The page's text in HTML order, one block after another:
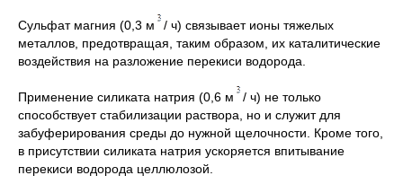
Сульфат магния (0,3 м
/ ч) связывает ионы тяжелых
металлов, предотвращая, таким образом, их каталитические
воздействия на разложение перекиси водорода.
Применение силиката натрия (0,6 м
/ ч) не только
способствует стабилизации раствора, но и служит для
забуферирования среды до нужной щелочности. Кроме того,
в присутствии силиката натрия ускоряется впитывание
перекиси водорода целлюлозой.